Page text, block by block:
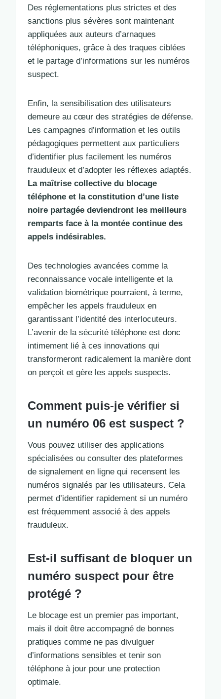
Des réglementations plus strictes et des
sanctions plus sévères sont maintenant
appliquées aux auteurs d’arnaques
téléphoniques, grâce à des traques ciblées
et le partage d’informations sur les numéros
suspect.
Enfin, la sensibilisation des utilisateurs
demeure au cœur des stratégies de défense.
Les campagnes d’information et les outils
pédagogiques permettent aux particuliers
d’identifier plus facilement les numéros
frauduleux et d’adopter les réflexes adaptés.
La maîtrise collective du blocage
téléphone et la constitution d’une liste
noire partagée deviendront les meilleurs
remparts face à la montée continue des
appels indésirables.
Des technologies avancées comme la
reconnaissance vocale intelligente et la
validation biométrique pourraient, à terme,
empêcher les appels frauduleux en
garantissant l’identité des interlocuteurs.
L’avenir de la sécurité téléphone est donc
intimement lié à ces innovations qui
transformeront radicalement la manière dont
on perçoit et gère les appels suspects.
Comment puis-je vérifier si
un numéro 06 est suspect ?
Vous pouvez utiliser des applications
spécialisées ou consulter des plateformes
de signalement en ligne qui recensent les
numéros signalés par les utilisateurs. Cela
permet d’identifier rapidement si un numéro
est fréquemment associé à des appels
frauduleux.
Est-il suffisant de bloquer un
numéro suspect pour être
protégé ?
Le blocage est un premier pas important,
mais il doit être accompagné de bonnes
pratiques comme ne pas divulguer
d’informations sensibles et tenir son
téléphone à jour pour une protection
optimale.